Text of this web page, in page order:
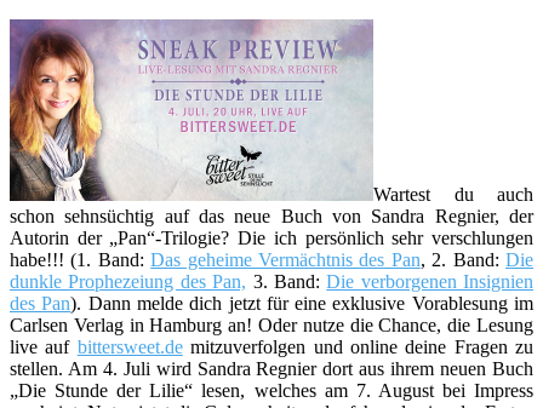
Wartest du auch
schon sehnsüchtig auf das neue Buch von Sandra Regnier, der
Autorin der „Pan“-Trilogie? Die ich persönlich sehr verschlungen
habe!!! (1. Band:Das geheime Vermächtnis des Pan, 2. Band:Die
dunkle Prophezeiung des Pan, 3. Band:Die verborgenen Insignien
des Pan). Dann melde dich jetzt für eine exklusive Vorablesung im
Carlsen Verlag in Hamburg an! Oder nutze die Chance, die Lesung
live auf bittersweet.demitzuverfolgen und online deine Fragen zu
stellen. Am 4. Juli wird Sandra Regnier dort aus ihrem neuen Buch
„Die Stunde der Lilie“ lesen, welches am 7. August bei Impress